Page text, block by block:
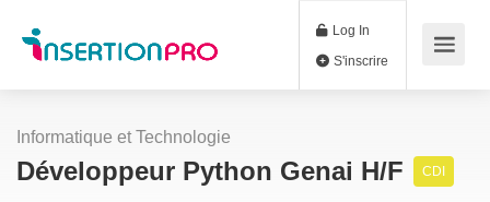
Log In
Informatique et Technologie
Développeur Python Genai H/F CDI